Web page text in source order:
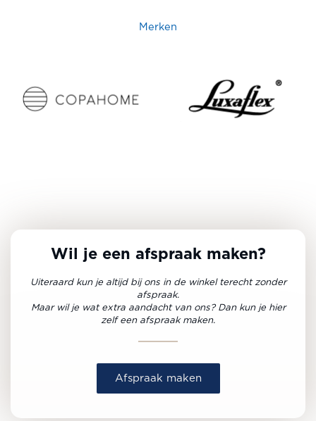
Merken
Wil je een afspraak maken?
Uiteraard kun je altijd bij ons in de winkel terecht zonder
afspraak.
Maar wil je wat extra aandacht van ons? Dan kun je hier
zelf een afspraak maken.
Afspraak maken